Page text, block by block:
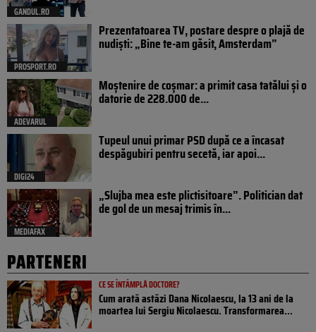
GANDUL.RO
PROSPORT.RO
Prezentatoarea TV, postare despre o plajă de
nudiști: „Bine te-am găsit, Amsterdam”
ADEVARUL
Moștenire de coșmar: a primit casa tatălui și o
datorie de 228.000 de...
DIGI24
Tupeul unui primar PSD după ce a încasat
despăgubiri pentru secetă, iar apoi...
MEDIAFAX
„Slujba mea este plictisitoare”. Politician dat
de gol de un mesaj trimis în...
PARTENERI
CE SE ÎNTÂMPLĂ DOCTORE?
Cum arată astăzi Dana Nicolaescu, la 13 ani de la
moartea lui Sergiu Nicolaescu. Transformarea...